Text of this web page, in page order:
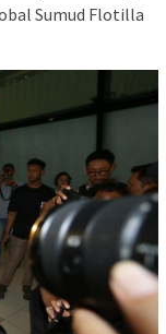
Sumud Flotilla